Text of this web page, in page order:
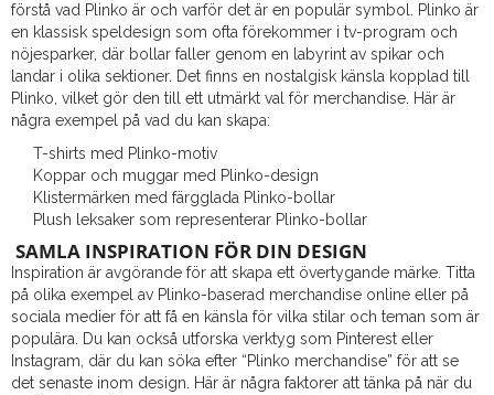
förstå vad Plinko är och varför det är en populär symbol. Plinko är
en klassisk speldesign som ofta förekommer i tv-program och
nöjesparker, där bollar faller genom en labyrint av spikar och
landar i olika sektioner. Det finns en nostalgisk känsla kopplad till
Plinko, vilket gör den till ett utmärkt val för merchandise. Här är
några exempel på vad du kan skapa:
T-shirts med Plinko-motiv
Koppar och muggar med Plinko-design
Klistermärken med färgglada Plinko-bollar
Plush leksaker som representerar Plinko-bollar
SAMLA INSPIRATION FÖR DIN DESIGN
Inspiration är avgörande för att skapa ett övertygande märke. Titta
på olika exempel av Plinko-baserad merchandise online eller på
sociala medier för att få en känsla för vilka stilar och teman som är
populära. Du kan också utforska verktyg som Pinterest eller
Instagram, där du kan söka efter “Plinko merchandise” för att se
det senaste inom design. Här är några faktorer att tänka på när du